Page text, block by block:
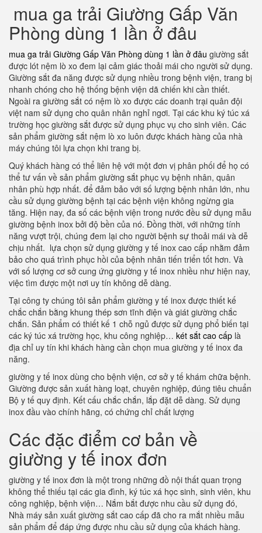
mua ga trải Giường Gấp Văn
Phòng dùng 1 lần ở đâu
mua ga trải Giường Gấp Văn Phòng dùng 1 lần ở đâu giường sắt
được lót nệm lò xo đem lại cảm giác thoải mái cho người sử dụng.
Giường sắt đa năng được sử dụng nhiều trong bệnh viện, trang bị
nhanh chóng cho hệ thống bệnh viện dã chiến khi cần thiết.
Ngoài ra giường sắt có nệm lò xo được các doanh trại quân đội
việt nam sử dụng cho quân nhân nghỉ ngơi. Tại các khu ký túc xá
trường học giường sắt được sử dụng phục vụ cho sinh viên. Các
sản phẩm giường sắt nệm lò xo luôn được khách hàng của nhà
máy chúng tôi lựa chọn khi trang bị.
Quý khách hàng có thể liên hệ với một đơn vị phân phối để họ có
thể tư vấn về sản phẩm giường sắt phục vụ bệnh nhân, quân
nhân phù hợp nhất. để đảm bảo với số lượng bệnh nhân lớn, nhu
cầu sử dụng giường bệnh tại các bệnh viện không ngừng gia
tăng. Hiện nay, đa số các bệnh viện trong nước đều sử dụng mẫu
giường bệnh inox bởi độ bền của nó. Đồng thời, với những tính
năng vượt trội, chúng đem lại cho người bệnh sự thoải mái và dễ
chịu nhất. lựa chọn sử dụng giường y tế inox cao cấp nhằm đảm
bảo cho quá trình phục hồi của bệnh nhân tiến triển tốt hơn. Và
với số lượng cơ sở cung ứng giường y tế inox nhiều như hiện nay,
việc tìm được một nơi uy tín không dễ dàng.
Tại công ty chúng tôi sản phẩm giường y tế inox được thiết kế
chắc chắn bằng khung thép sơn tĩnh điện và giát giường chắc
chắn. Sản phẩm có thiết kế 1 chỗ ngủ được sử dụng phổ biến tại
các ký túc xá trường học, khu công nghiệp… két sắt cao cấp là
địa chỉ uy tín khi khách hàng cần chọn mua giường y tế inox đa
năng.
giường y tế inox dùng cho bệnh viện, cơ sở y tế khám chữa bệnh.
Giường được sản xuất hàng loạt, chuyên nghiệp, đúng tiêu chuẩn
Bộ y tế quy định. Kết cấu chắc chắn, lắp đặt dễ dàng. Sử dụng
inox đầu vào chính hãng, có chứng chỉ chất lượng
Các đặc điểm cơ bản về
giường y tế inox đơn
giường y tế inox đơn là một trong những đồ nội thất quan trọng
không thể thiếu tại các gia đình, ký túc xá học sinh, sinh viên, khu
công nghiệp, bệnh viện… Nắm bắt được nhu cầu sử dụng đó,
Nhà máy sản xuất giường sắt cao cấp đã cho ra mắt nhiều mẫu
sản phẩm để đáp ứng được nhu cầu sử dụng của khách hàng.